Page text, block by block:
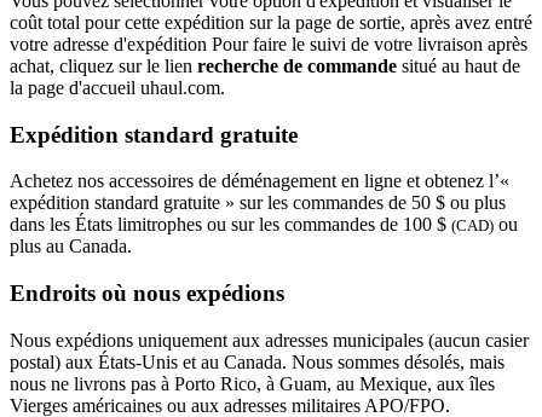
coût total pour cette expédition sur la page de sortie, après avez entré
votre adresse d'expédition Pour faire le suivi de votre livraison après
achat, cliquez sur le lien recherche de commande situé au haut de
la page d'accueil uhaul.com.
Expédition standard gratuite
Achetez nos accessoires de déménagement en ligne et obtenez l’«
expédition standard gratuite » sur les commandes de 50 $ ou plus
dans les États limitrophes ou sur les commandes de 100 $ (CAD) ou
plus au Canada.
Endroits où nous expédions
Nous expédions uniquement aux adresses municipales (aucun casier
postal) aux États-Unis et au Canada. Nous sommes désolés, mais
nous ne livrons pas à Porto Rico, à Guam, au Mexique, aux îles
Vierges américaines ou aux adresses militaires APO/FPO.